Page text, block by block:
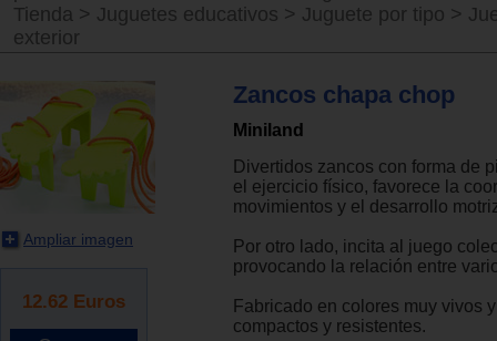
Tienda > Juguetes educativos > Juguete por tipo >
exterior
Ampliar imagen
12.62 Euros
Zancos chapa chop
Miniland
Divertidos zancos con forma de
el ejercicio físico, favorece la
movimientos y el desarrollo
Por otro lado, incita al juego
provocando la relación entre
Fabricado en colores muy vivos
compactos y resistentes.